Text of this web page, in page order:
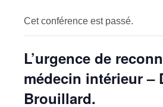
Cet conférence est passé.
L’urgence de
médecin intérieur –
Brouillard.